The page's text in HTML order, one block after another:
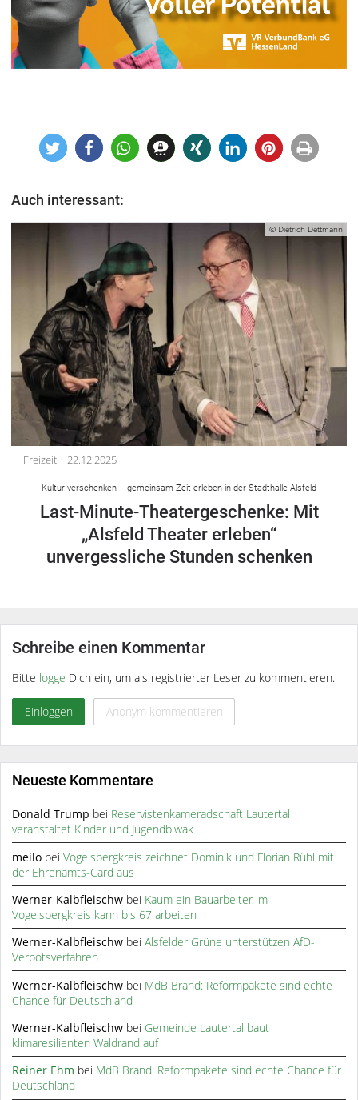
Auch interessant:
© Dietrich Dettmann
Freizeit 22.12.2025
Kultur verschenken – gemeinsam Zeit erleben in der Stadthalle Alsfeld
Last-Minute-Theatergeschenke: Mit
„Alsfeld Theater erleben“
unvergessliche Stunden schenken
Schreibe einen Kommentar
Bitte logge Dich ein, um als registrierter Leser zu kommentieren.
Einloggen Anonym kommentieren
Neueste Kommentare
Donald Trump bei Reservistenkameradschaft Lautertal
veranstaltet Kinder und Jugendbiwak
meilo beiVogelsbergkreis zeichnet Dominik und Florian Rühl mit
der Ehrenamts-Card aus
Werner-Kalbfleischw bei Kaum ein Bauarbeiter im
Vogelsbergkreis kann bis 67 arbeiten
Werner-Kalbfleischw beiAlsfelder Grüne unterstützen AfD-
Verbotsverfahren
Werner-Kalbfleischw bei MdB Brand: Reformpakete sind echte
Chance für Deutschland
Werner-Kalbfleischw bei Gemeinde Lautertal baut
klimaresilienten Waldrand auf
Reiner Ehm bei MdB Brand: Reformpakete sind echte Chance für
Deutschland